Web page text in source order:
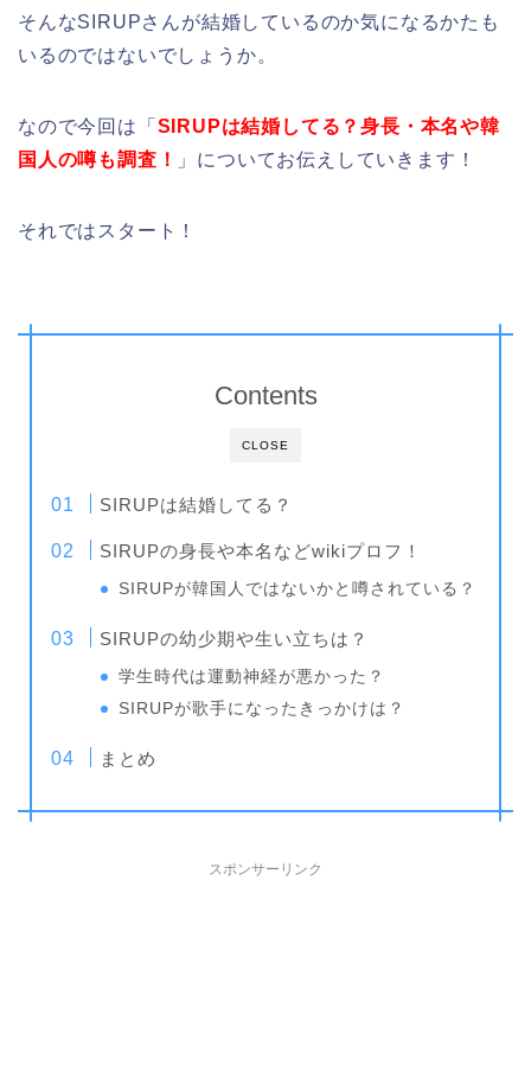
そんなSIRUPさんが結婚しているのか気になるかたも
いるのではないでしょうか。
なので今回は「 SIRUPは結婚してる？身長・本名や韓
国人の噂も調査！
」についてお伝えしていきます！
それではスタート！
CLOSE
Contents
SIRUPは結婚してる？
SIRUPの身長や本名などwikiプロフ！
SIRUPが韓国人ではないかと噂されている？
SIRUPの幼少期や生い立ちは？
学生時代は運動神経が悪かった？
SIRUPが歌手になったきっかけは？
まとめ
スポンサーリンク